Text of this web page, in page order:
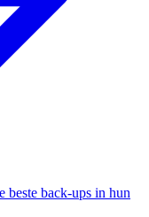
beste back-ups in hun